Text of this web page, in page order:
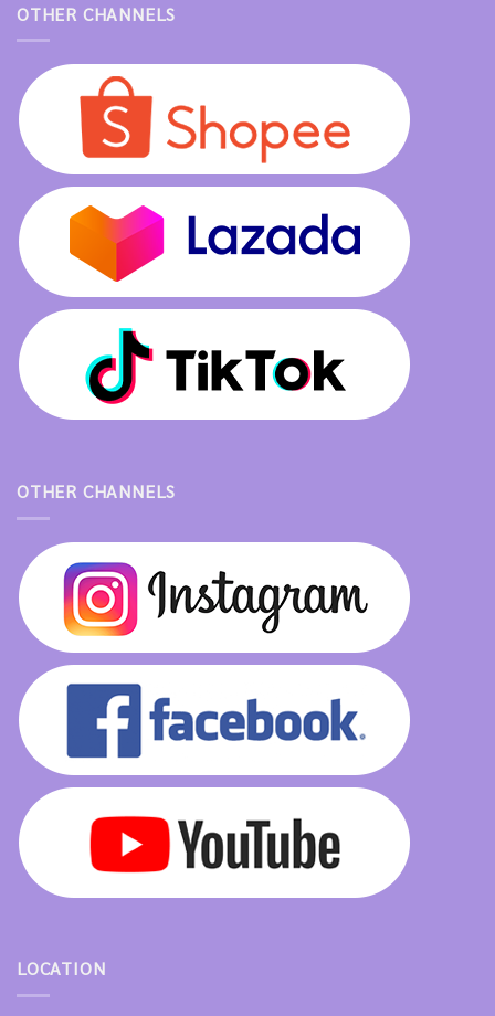
OTHER CHANNELS
OTHER CHANNELS
LOCATION